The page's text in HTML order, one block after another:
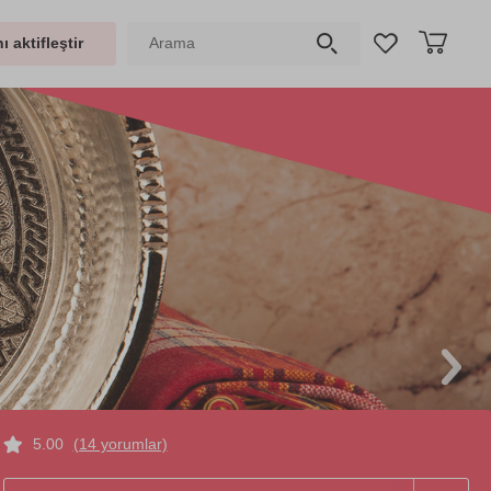
aktifleştir
5.00 (14 yorumlar)